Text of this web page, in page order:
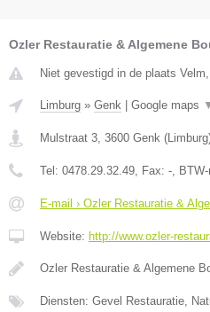
Ozler Restauratie & Algemene
Niet gevestigd in de plaats
Limburg » Genk Google maps
Mulstraat 3, 3600 Genk (Limburg
Tel: 0478.29.32.49, Fax: -, BTW-
E-mail › Ozler Restauratie &
Website: http://www.ozler-
Ozler Restauratie & Algemene
Diensten: Gevel Restauratie,